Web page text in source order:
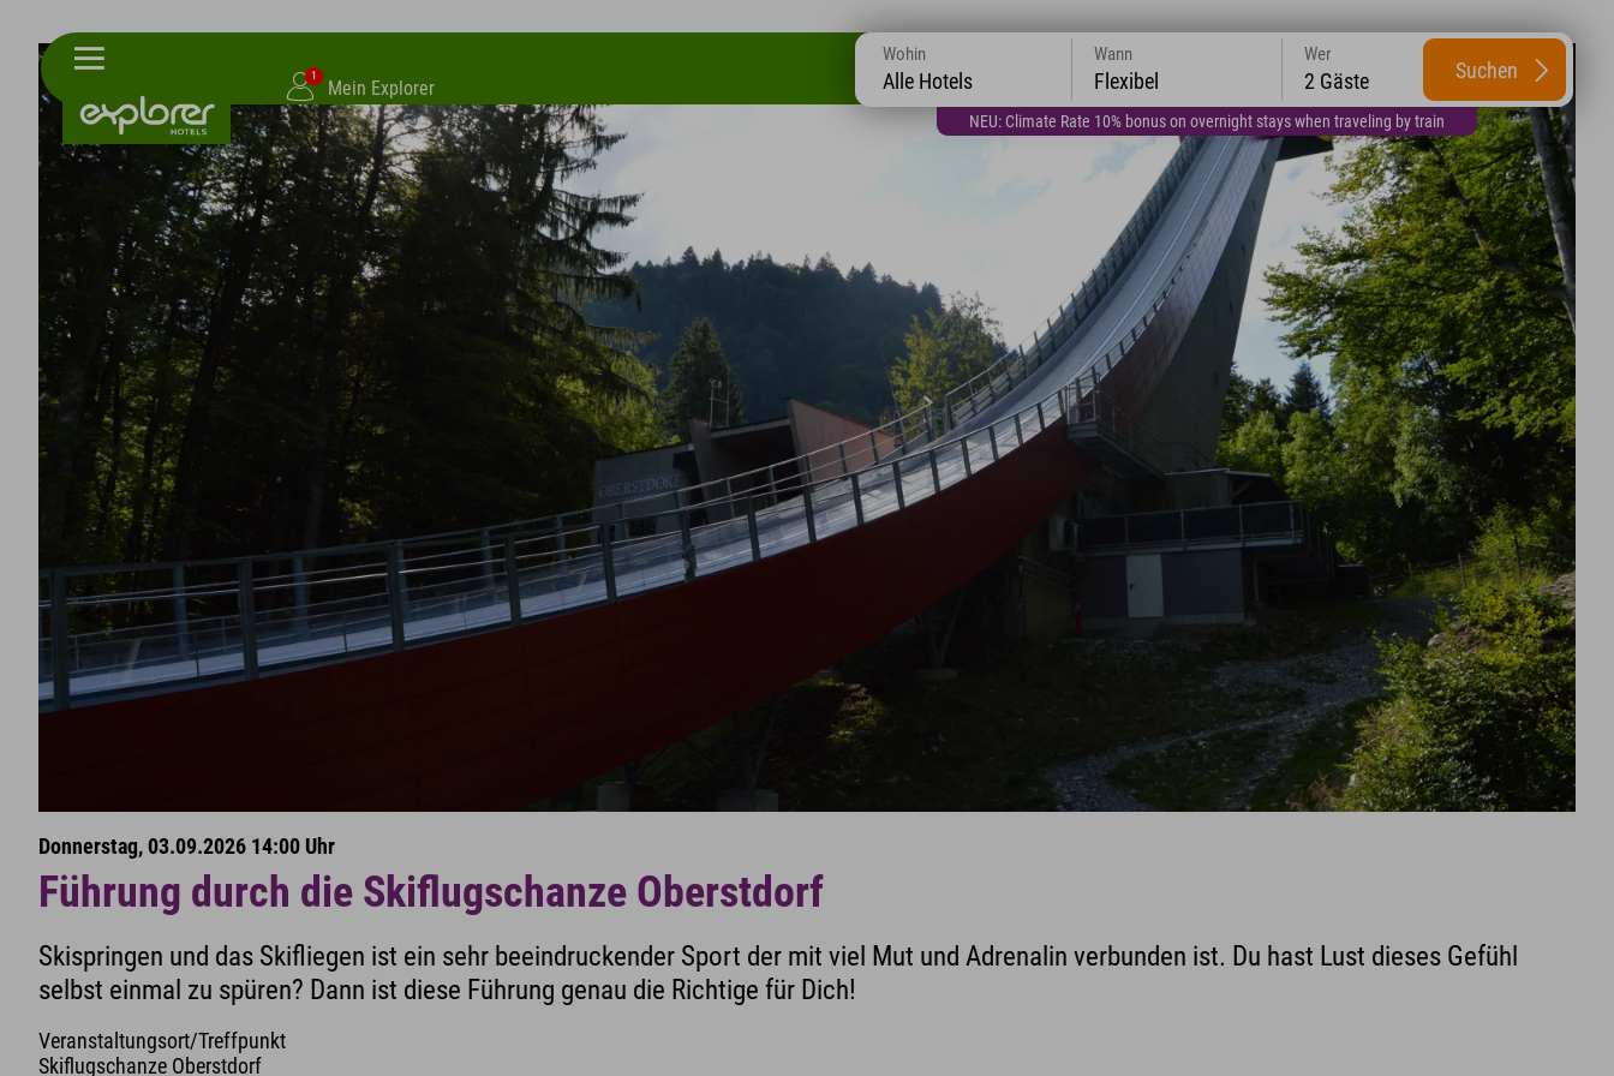
1
Mein Explorer
NEU: Climate Rate 10% bonus on overnight stays when traveling by train
Wohin
Alle Hotels
Wann
Flexibel
Wer
2 Gäste Suchen
Donnerstag, 03.09.2026 14:00 Uhr
Führung durch die Skiflugschanze Oberstdorf
Skispringen und das Skifliegen ist ein sehr beeindruckender Sport der mit viel Mut und Adrenalin verbunden ist. Du hast Lust dieses Gefühl
selbst einmal zu spüren? Dann ist diese Führung genau die Richtige für Dich!
Veranstaltungsort/Treffpunkt
Skiflugschanze Oberstdorf